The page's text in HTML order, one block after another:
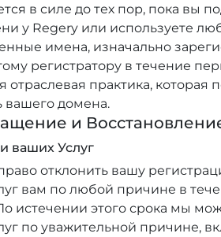
в силе до тех пор, пока вы
у Regery или используете
имена, изначально
регистратору в течение
отраслевая практика, которая
вашего домена.
и
ваших Услуг
отклонить вашу
вам по любой причине в
истечении этого срока мы
по уважительной причине,